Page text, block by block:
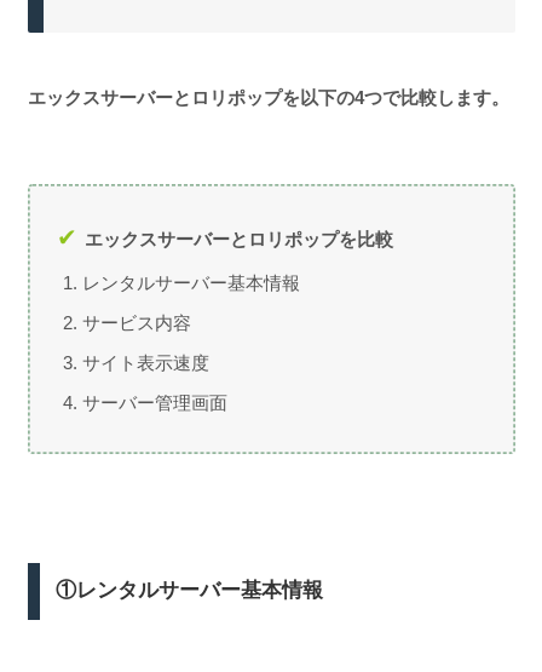
エックスサーバーとロリポップを以下の4つで比較します。
エックスサーバーとロリポップを比較
レンタルサーバー基本情報
サービス内容
サイト表示速度
サーバー管理画面
①レンタルサーバー基本情報